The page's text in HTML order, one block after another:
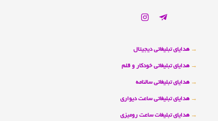
→ هدایای تبلیغاتی دیجیتال
→ هدایای تبلیغاتی خودکار و قلم
→ هدایای تبلیغاتی سالنامه
→ هدایای تبلیغاتی ساعت دیواری
→ هدایای تبلیغات ساعت رومیزی